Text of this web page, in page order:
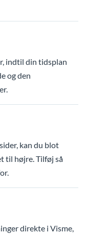
indtil din tidsplan
og den
kan du blot
til højre. Tilføj så
direkte i Visme,